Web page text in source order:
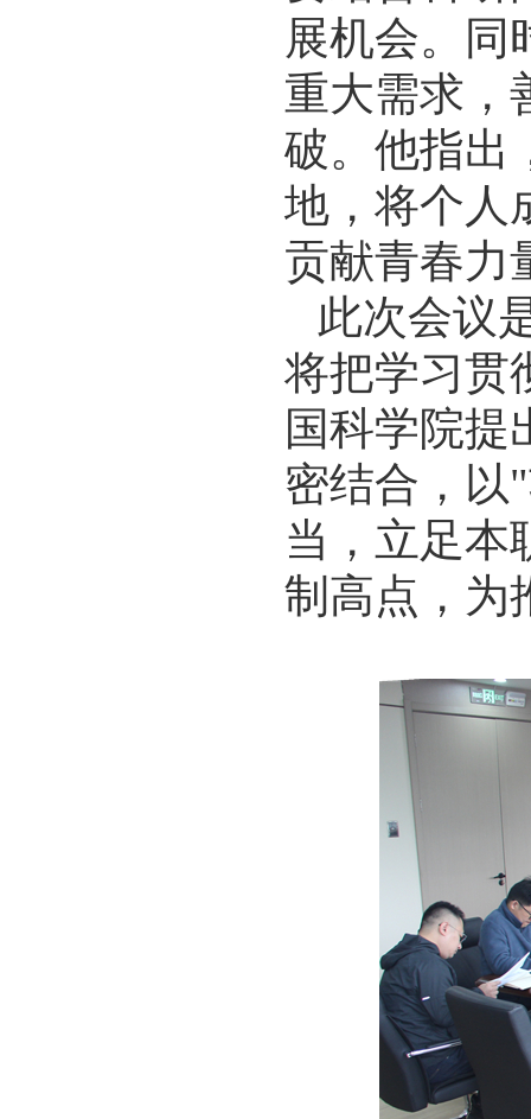
展机会。同
重大需求，
破。他指出
地，将个人
贡献青春力
此次会议
将把学习贯
国科学院提
密结合，以
当，立足本
制高点，为